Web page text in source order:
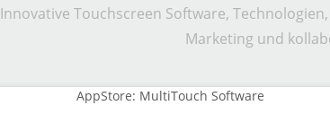
Innovative Touchscreen Software,
Marketing und